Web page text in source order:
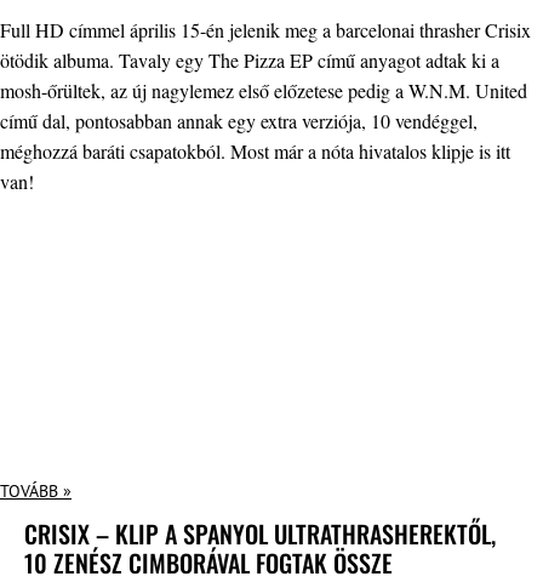
Full HD címmel április 15-én jelenik meg a barcelonai thrasher Crisix
ötödik albuma. Tavaly egy The Pizza EP című anyagot adtak ki a
mosh-őrültek, az új nagylemez első előzetese pedig a W.N.M. United
című dal, pontosabban annak egy extra verziója, 10 vendéggel,
méghozzá baráti csapatokból. Most már a nóta hivatalos klipje is itt
van!
TOVÁBB »
CRISIX – KLIP A SPANYOL ULTRATHRASHEREKTŐL,
10 ZENÉSZ CIMBORÁVAL FOGTAK ÖSSZE